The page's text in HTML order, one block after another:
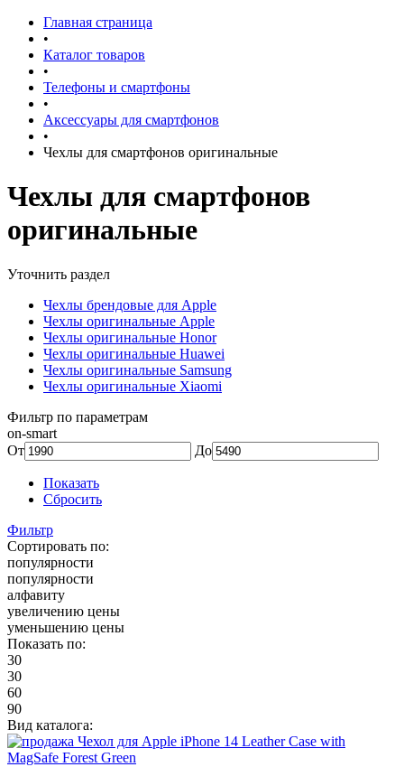
Главная страница
•
Каталог товаров
•
Телефоны и смартфоны
•
Аксессуары для смартфонов
•
Чехлы для смартфонов оригинальные
Чехлы для смартфонов
оригинальные
Уточнить раздел
Чехлы брендовые для Apple
Чехлы оригинальные Apple
Чехлы оригинальные Honor
Чехлы оригинальные Huawei
Чехлы оригинальные Samsung
Чехлы оригинальные Xiaomi
Фильтр по параметрам
on-smart
От
До
Показать
Сбросить
Фильтр
Сортировать по:
популярности
популярности
алфавиту
увеличению цены
уменьшению цены
Показать по:
30
30
60
90
Вид каталога: